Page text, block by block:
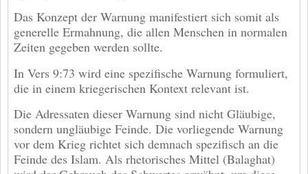
Das Konzept der Warnung manifestiert sich somit als
generelle Ermahnung, die allen Menschen in normalen
Zeiten gegeben werden sollte.
In Vers 9:73 wird eine spezifische Warnung formuliert,
die in einem kriegerischen Kontext relevant ist.
Die Adressaten dieser Warnung sind nicht Gläubige,
sondern ungläubige Feinde. Die vorliegende Warnung
vor dem Krieg richtet sich demnach spezifisch an die
Feinde des Islam. Als rhetorisches Mittel (Balaghat)